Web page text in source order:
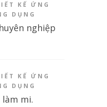
KẾ ỨNG
DỤNG
nghiệp
KẾ ỨNG
DỤNG
mi.